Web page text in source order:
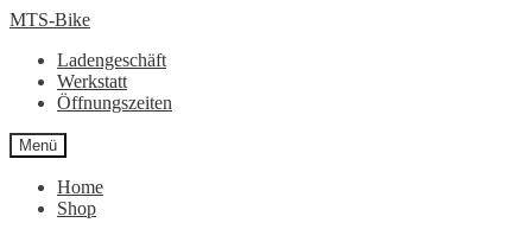
Zur
springen
Zum
springen
MTS-Bike
Ladengeschäft
Werkstatt
Öffnungszeiten
Menü
Home
Shop